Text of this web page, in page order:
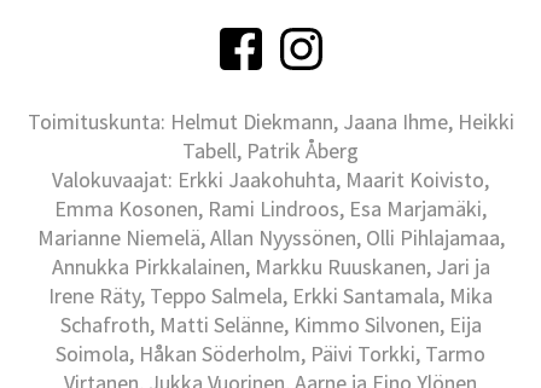
Toimituskunta: Helmut Diekmann, Jaana Ihme, Heikki
Tabell, Patrik Åberg
Valokuvaajat: Erkki Jaakohuhta, Maarit Koivisto,
Emma Kosonen, Rami Lindroos, Esa Marjamäki,
Marianne Niemelä, Allan Nyyssönen, Olli Pihlajamaa,
Annukka Pirkkalainen, Markku Ruuskanen, Jari ja
Irene Räty, Teppo Salmela, Erkki Santamala, Mika
Schafroth, Matti Selänne, Kimmo Silvonen, Eija
Soimola, Håkan Söderholm, Päivi Torkki, Tarmo